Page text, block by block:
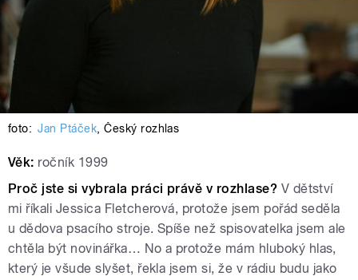
foto: Jan Ptáček,Český rozhlas
Věk: ročník 1999
Proč jste si vybrala práci právě v rozhlase? V dětství
mi říkali Jessica Fletcherová, protože jsem pořád seděla
u dědova psacího stroje. Spíše než spisovatelka jsem ale
chtěla být novinářka… No a protože mám hluboký hlas,
který je všude slyšet, řekla jsem si, že v rádiu budu jako